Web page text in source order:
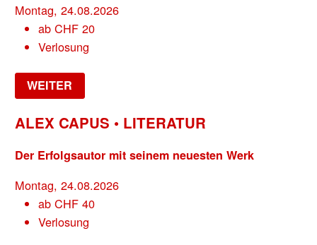
Montag, 24.08.2026
ab CHF20
Verlosung
WEITER
ALEX CAPUS • LITERATUR
Der Erfolgsautor mit seinem neuesten Werk
Montag, 24.08.2026
ab CHF40
Verlosung